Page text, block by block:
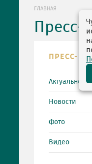
ГЛАВНАЯ
Пресс-
ПРЕСС-
Актуально
Новости
Фото
Видео